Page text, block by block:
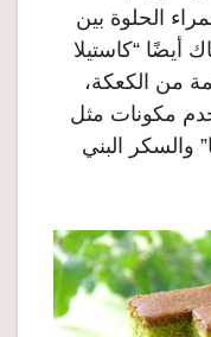
الحلوة بين
أيضًا “كاستيلا
من الكعكة،
مكونات مثل
والسكر البني